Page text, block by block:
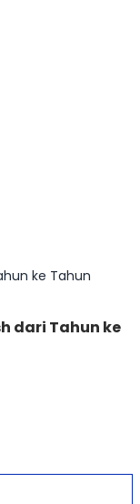
ke Tahun
dari Tahun ke